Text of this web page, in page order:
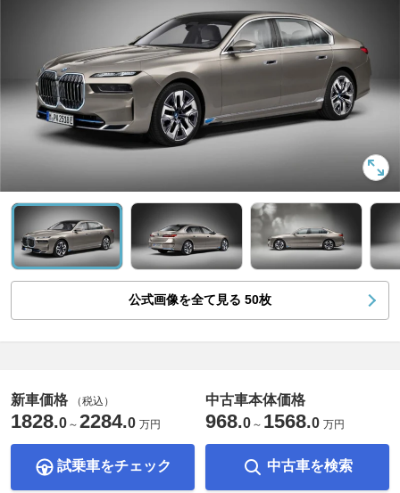
公式画像を全て見る 50枚
新車価格 （税込）
1828.0 ～ 2284.0 万円
試乗車をチェック
中古車本体価格
968.0 ～ 1568.0 万円
中古車を検索